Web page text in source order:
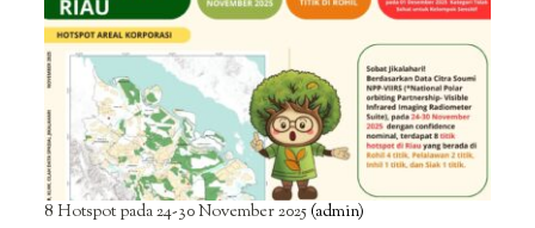
8 Hotspot pada 24-30 November 2025(admin)